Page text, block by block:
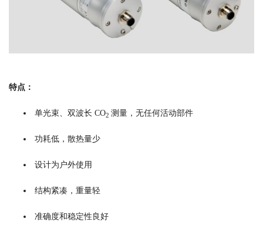
特点：
单光束、双波长 CO2 测量，无任何活动部件
功耗低，散热量少
设计为户外使用
结构紧凑，重量轻
准确度和稳定性良好